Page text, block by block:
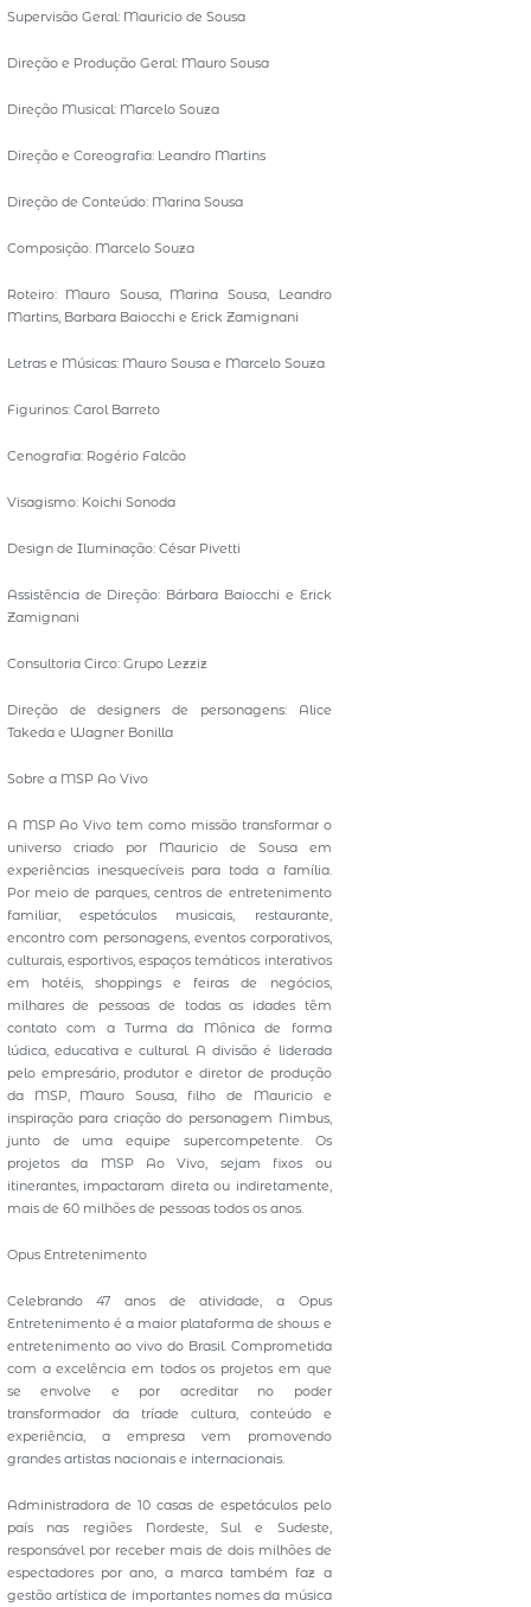
Supervisão Geral: Mauricio de Sousa
Direção e Produção Geral: Mauro Sousa
Direção Musical: Marcelo Souza
Direção e Coreografia: Leandro Martins
Direção de Conteúdo: Marina Sousa
Composição: Marcelo Souza
Roteiro: Mauro Sousa, Marina Sousa, Leandro
Martins, Barbara Baiocchi e Erick Zamignani
Letras e Músicas: Mauro Sousa e Marcelo Souza
Figurinos: Carol Barreto
Cenografia: Rogério Falcão
Visagismo: Koichi Sonoda
Design de Iluminação: César Pivetti
Assistência de Direção: Bárbara Baiocchi e Erick
Zamignani
Consultoria Circo: Grupo Lezziz
Direção de designers de personagens: Alice
Takeda e Wagner Bonilla
Sobre a MSP Ao Vivo
A MSP Ao Vivo tem como missão transformar o
universo criado por Mauricio de Sousa em
experiências inesquecíveis para toda a família.
Por meio de parques, centros de entretenimento
familiar, espetáculos musicais, restaurante,
encontro com personagens, eventos corporativos,
culturais, esportivos, espaços temáticos interativos
em hotéis, shoppings e feiras de negócios,
milhares de pessoas de todas as idades têm
contato com a Turma da Mônica de forma
lúdica, educativa e cultural. A divisão é liderada
pelo empresário, produtor e diretor de produção
da MSP, Mauro Sousa, filho de Mauricio e
inspiração para criação do personagem Nimbus,
junto de uma equipe supercompetente. Os
projetos da MSP Ao Vivo, sejam fixos ou
itinerantes, impactaram direta ou indiretamente,
mais de 60 milhões de pessoas todos os anos.
Opus Entretenimento
Celebrando 47 anos de atividade, a Opus
Entretenimento é a maior plataforma de shows e
entretenimento ao vivo do Brasil. Comprometida
com a excelência em todos os projetos em que
se envolve e por acreditar no poder
transformador da tríade cultura, conteúdo e
experiência, a empresa vem promovendo
grandes artistas nacionais e internacionais.
Administradora de 10 casas de espetáculos pelo
país nas regiões Nordeste, Sul e Sudeste,
responsável por receber mais de dois milhões de
espectadores por ano, a marca também faz a
gestão artística de importantes nomes da música